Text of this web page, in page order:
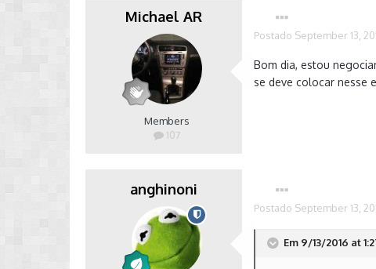
Michael AR
Members
107
Postado September 13,
Bom dia, estou
se deve colocar nesse
anghinoni
Postado September 13,
Em 9/13/2016 at